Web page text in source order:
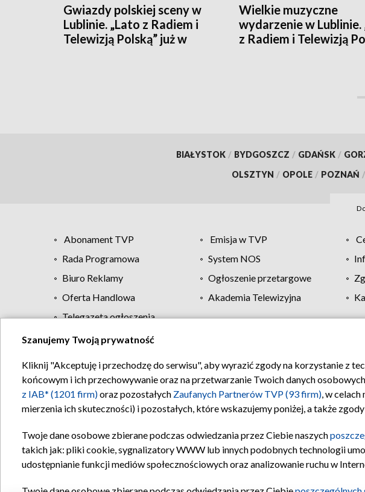
Gwiazdy polskiej sceny w
Lublinie. „Lato z Radiem i
Telewizją Polską” już w
Wielkie muzyczne
wydarzenie w Lublinie.
z Radiem i Telewizją
BIAŁYSTOK / BYDGOSZCZ / GDAŃSK /
OLSZTYN / OPOLE / POZNAŃ /
Abonament TVP Emisja w TVP
Rada Programowa
System NOS
Biuro Reklamy
Ogłoszenie przetargowe
Oferta Handlowa
Akademia Telewizyjna
Telegazeta ogłoszenia
Regulamin TVP Polityka prywatności
Szanujemy Twoją prywatność
Kliknij "Akceptuję i przechodzę do serwisu", aby wyrazić zgody na korzystanie z
końcowym i ich przechowywanie oraz na przetwarzanie Twoich danych
z IAB* (1201 firm)oraz pozostałych Zaufanych Partnerów TVP (93 firm), w
mierzenia ich skuteczności) i pozostałych, które wskazujemy poniżej, a także
Twoje dane osobowe zbierane podczas odwiedzania przez Ciebie naszych
takich jak: pliki cookie, sygnalizatory WWW lub innych podobnych technologii
udostępnianie funkcji mediów społecznościowych oraz analizowanie ruchu w